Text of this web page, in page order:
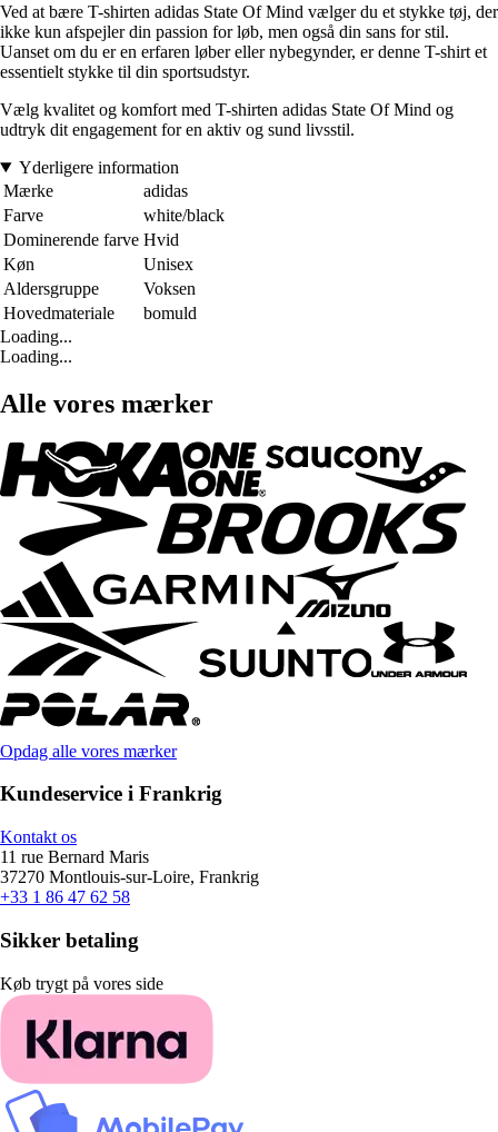
Ved at bære T-shirten adidas State Of Mind vælger du et stykke tøj, der
ikke kun afspejler din passion for løb, men også din sans for stil.
Uanset om du er en erfaren løber eller nybegynder, er denne T-shirt et
essentielt stykke til din sportsudstyr.
Vælg kvalitet og komfort med T-shirten adidas State Of Mind og
udtryk dit engagement for en aktiv og sund livsstil.
Yderligere information
Mærke
adidas
Farve
white/black
Dominerende farve Hvid
Køn
Unisex
Aldersgruppe
Voksen
Hovedmateriale
bomuld
Loading...
Loading...
Alle vores mærker
Opdag alle vores mærker
Kundeservice i Frankrig
Kontakt os
11 rue Bernard Maris
37270 Montlouis-sur-Loire, Frankrig
+33 1 86 47 62 58
Sikker betaling
Køb trygt på vores side